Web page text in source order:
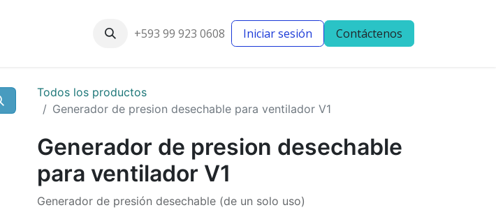
Nuestros clientes Blog
+593 99 923 0608 Iniciar sesión Contáctenos
Todos los productos
Generador de presion desechable para ventilador V1
Generador de presion desechable
para ventilador V1
Generador de presión desechable (de un solo uso)